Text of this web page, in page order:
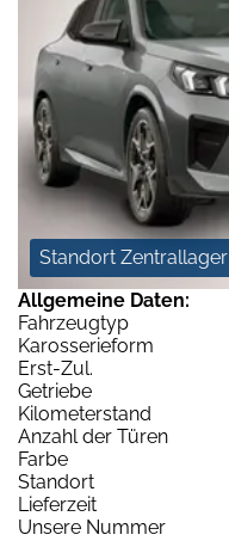
Standort Zentrallager
Allgemeine Daten:
Fahrzeugtyp
Karosserieform
Erst-Zul.
Getriebe
Kilometerstand
Anzahl der Türen
Farbe
Standort
Lieferzeit
Unsere Nummer